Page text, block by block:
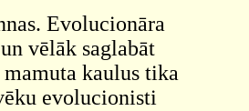
Evolucionāra
vēlāk saglabāt
kaulus tika
evolucionisti